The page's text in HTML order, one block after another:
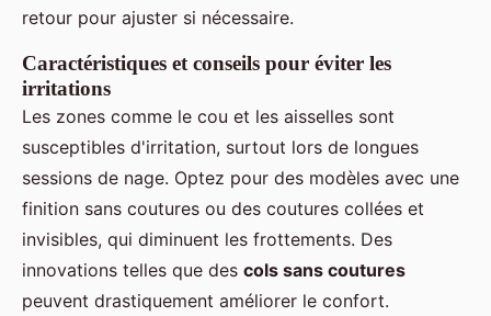
retour pour ajuster si nécessaire.
Caractéristiques et conseils pour éviter les
irritations
Les zones comme le cou et les aisselles sont
susceptibles d'irritation, surtout lors de longues
sessions de nage. Optez pour des modèles avec une
finition sans coutures ou des coutures collées et
invisibles, qui diminuent les frottements. Des
innovations telles que des cols sans coutures
peuvent drastiquement améliorer le confort.